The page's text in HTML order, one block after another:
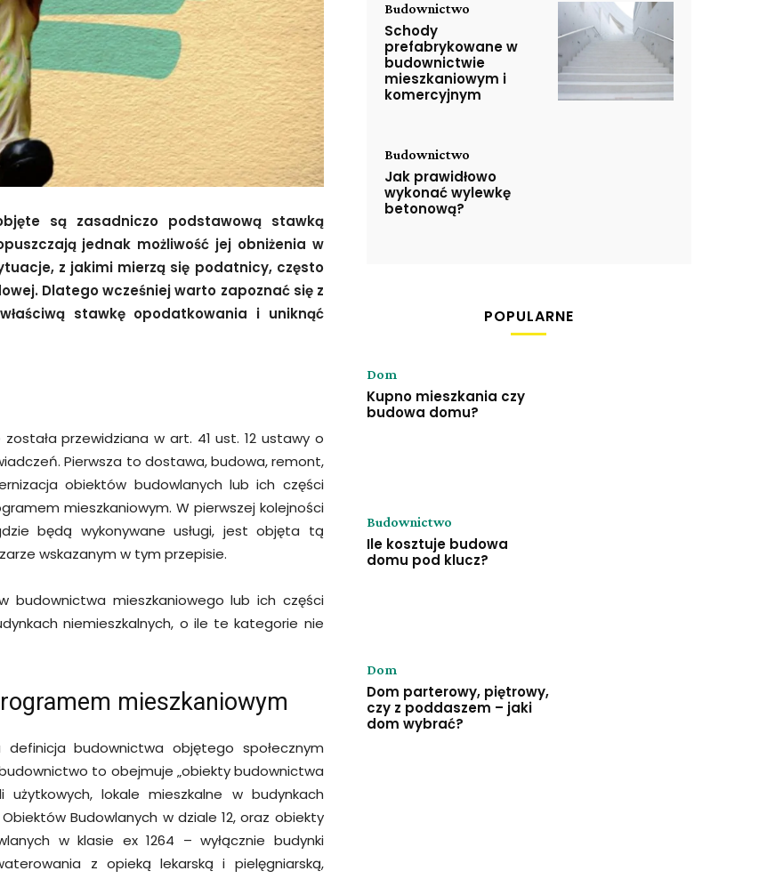
są zasadniczo podstawową stawką
jednak możliwość jej obniżenia w
z jakimi mierzą się podatnicy, często
Dlatego wcześniej warto zapoznać się z
stawkę opodatkowania i uniknąć
przewidziana w art. 41 ust. 12 ustawy o
Pierwsza to dostawa, budowa, remont,
obiektów budowlanych lub ich części
mieszkaniowym. W pierwszej kolejności
będą wykonywane usługi, jest objęta tą
wskazanym w tym przepisie.
mieszkaniowego lub ich części
niemieszkalnych, o ile te kategorie nie
mieszkaniowym
budownictwa objętego społecznym
to obejmuje „obiekty budownictwa
lokale mieszkalne w budynkach
Budowlanych w dziale 12, oraz obiekty
w klasie ex 1264 – wyłącznie budynki
z opieką lekarską i pielęgniarską,
Budownictwo
Schody
prefabrykowane w
budownictwie
mieszkaniowym i
komercyjnym
Budownictwo
Jak prawidłowo
wykonać wylewkę
betonową?
POPULARNE
Dom
Kupno mieszkania czy
budowa domu?
Budownictwo
Ile kosztuje budowa
domu pod klucz?
Dom
Dom parterowy, piętrowy,
czy z poddaszem – jaki
dom wybrać?